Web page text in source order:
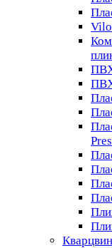
Vilo